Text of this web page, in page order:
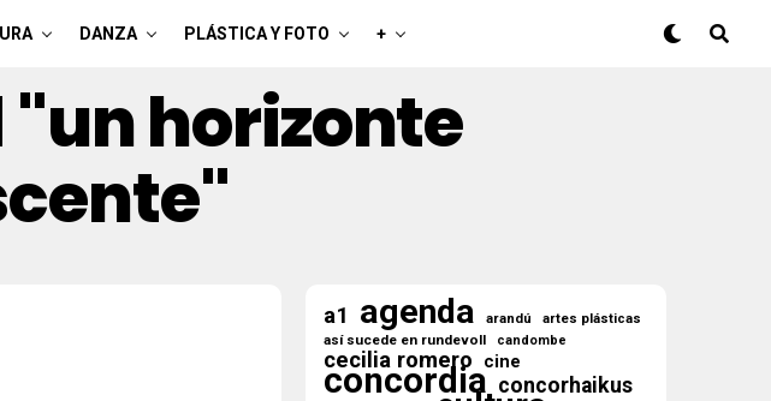
DANZA PLÁSTICA Y FOTO +
horizonte
a1 agenda arandú artes plásticas
así sucede en rundevoll candombe
cecilia romero cine
concordia concorhaikus